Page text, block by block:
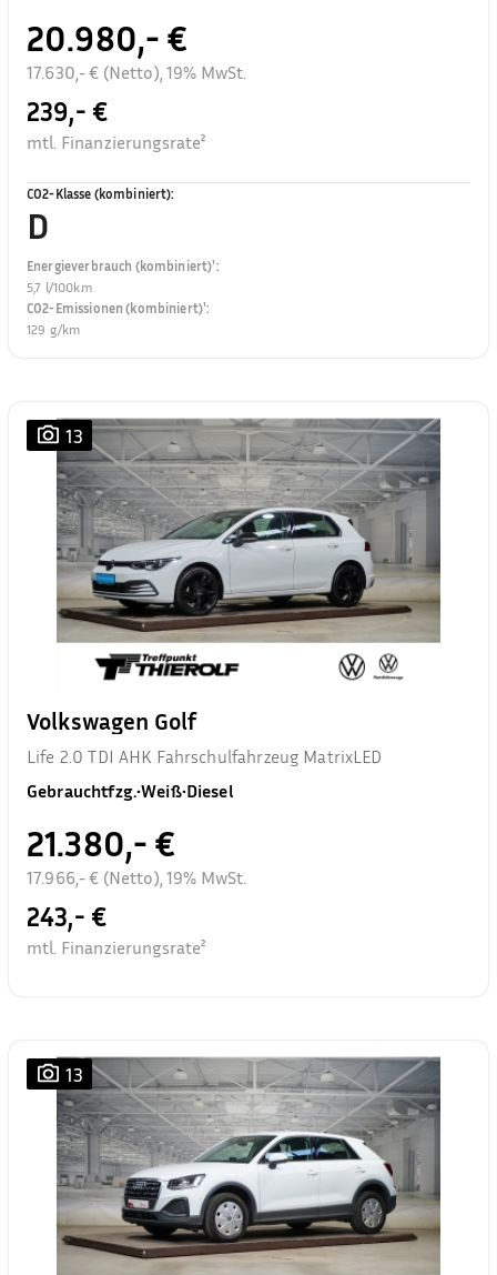
20.980,- €
17.630,- € (Netto), 19% MwSt.
239,- €
mtl. Finanzierungsrate²
CO2-Klasse (kombiniert):
D
Energieverbrauch (kombiniert)¹:
5,7 l/100km
CO2-Emissionen (kombiniert)¹:
129 g/km
13
Volkswagen Golf
Life 2.0 TDI AHK Fahrschulfahrzeug MatrixLED
Gebrauchtfzg.•Weiß•Diesel
21.380,- €
17.966,- € (Netto), 19% MwSt.
243,- €
mtl. Finanzierungsrate²
13